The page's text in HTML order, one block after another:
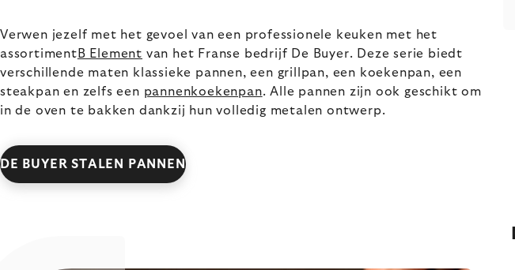
Verwen jezelf met het gevoel van een professionele keuken met het
assortiment B Element van het Franse bedrijf De Buyer. Deze serie biedt
verschillende maten klassieke pannen, een grillpan, een koekenpan, een
steakpan en zelfs een pannenkoekenpan. Alle pannen zijn ook geschikt om
in de oven te bakken dankzij hun volledig metalen ontwerp.
DE BUYER STALEN PANNEN